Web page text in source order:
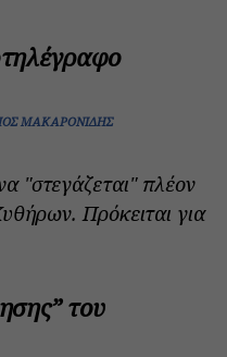
ΜΑΚΑΡΟΝΊΔΗΣ
"στεγάζεται" πλέον
Πρόκειται για
του